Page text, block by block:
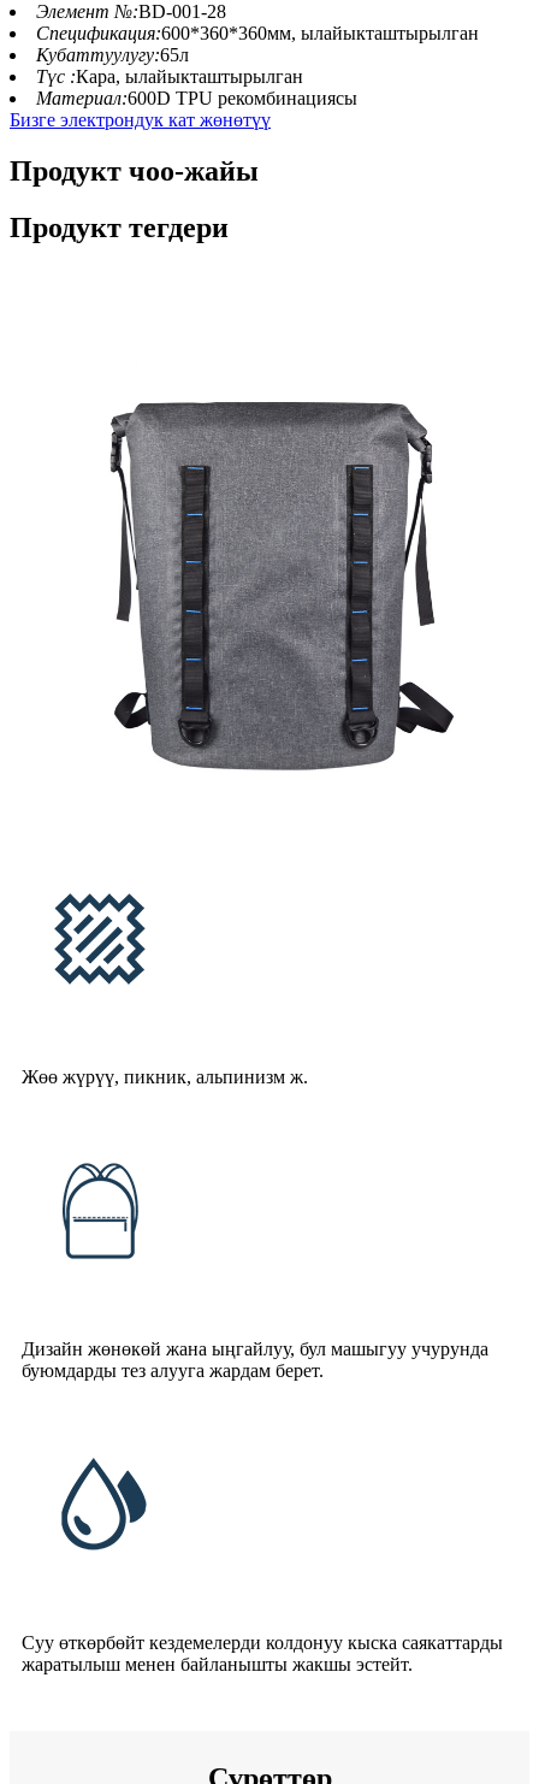
Элемент №:BD-001-28
Спецификация:600*360*360мм, ылайыкташтырылган
Кубаттуулугу:65л
Түс :Кара, ылайыкташтырылган
Материал:600D TPU рекомбинациясы
Бизге электрондук кат жөнөтүү
Продукт чоо-жайы
Продукт тегдери
Жөө жүрүү, пикник, альпинизм ж.
Дизайн жөнөкөй жана ыңгайлуу, бул машыгуу учурунда
буюмдарды тез алууга жардам берет.
Суу өткөрбөйт кездемелерди колдонуу кыска саякаттарды
жаратылыш менен байланышты жакшы эстейт.